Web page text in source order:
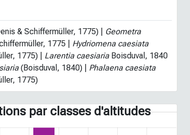
& Schiffermüller, 1775) | Geometra
1775 | Hydriomena caesiata
1775) | Larentia caesiaria Boisduval, 1840
(Boisduval, 1840) | Phalaena caesiata
1775)
par classes d'altitudes